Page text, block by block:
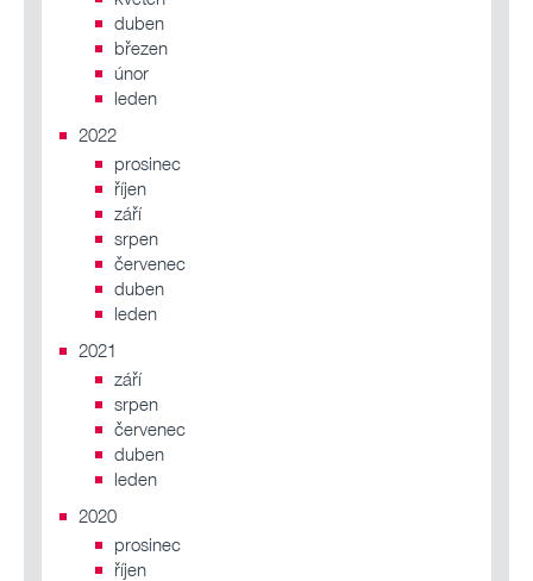
duben
březen
únor
leden
2022
prosinec
říjen
září
srpen
červenec
duben
leden
2021
září
srpen
červenec
duben
leden
2020
prosinec
říjen